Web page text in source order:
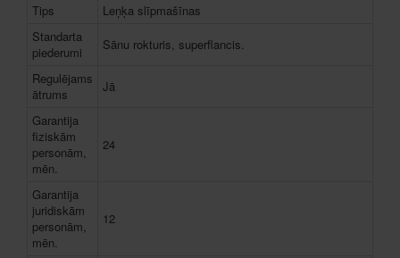
Tips
Leņķa slīpmašīnas
Standarta
piederumi
Sānu rokturis, superflancis.
Regulējams
ātrums
Jā
Garantija
fiziskām
personām,
mēn.
24
Garantija
juridiskām
personām,
mēn.
12